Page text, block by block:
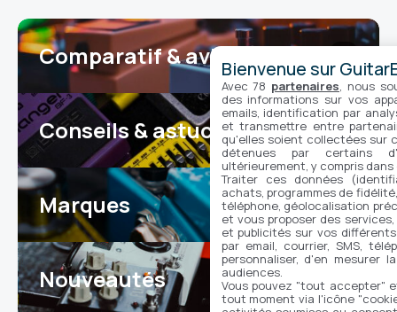
Comparatif & avis
Conseils & astuces 17
Marques 7
Nouveautés
Bienvenue sur
Avec 78 partenaires, nous
des informations sur vos
emails, identification par
et transmettre entre
qu'elles soient collectées sur
détenues par certains
ultérieurement, y compris
Traiter ces données
achats, programmes de
téléphone, géolocalisation
et vous proposer des
et publicités sur vos
par email, courrier, SMS,
personnaliser, d'en mesurer
audiences.
Vous pouvez "tout accepter"
tout moment via l'icône